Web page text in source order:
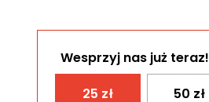
Wesprzyj nas już teraz!
25 zł 50 zł